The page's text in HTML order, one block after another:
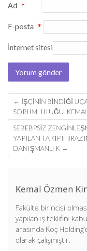
Ad *
E-posta *
İnternet sitesi
Post
navigation
← İŞÇİNİN BİNDİĞİ
SORUMLULUĞU-
SEBEBPSİZ
YAPILAN TAKİP
DANIŞMANLIK →
Kemal Özmen
Fakülte birincisi
yapılan iş teklifini
arasında Koç
olarak çalışmıştır.